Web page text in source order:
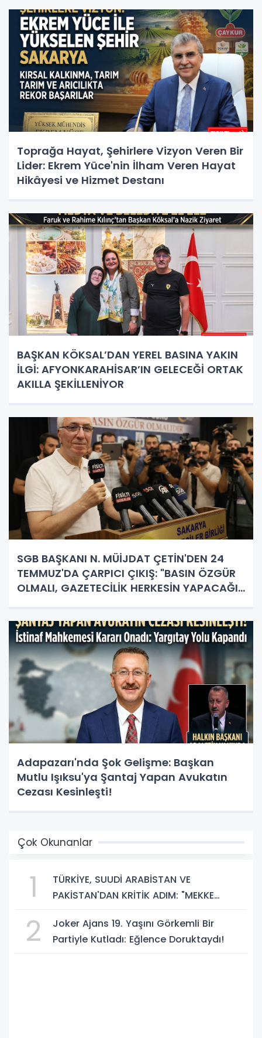
Toprağa Hayat, Şehirlere Vizyon Veren Bir
Lider: Ekrem Yüce'nin İlham Veren Hayat
Hikâyesi ve Hizmet Destanı
BAŞKAN KÖKSAL’DAN YEREL BASINA YAKIN
İLGİ: AFYONKARAHİSAR’IN GELECEĞİ ORTAK
AKILLA ŞEKİLLENİYOR
SGB BAŞKANI N. MÜİJDAT ÇETİN'DEN 24
TEMMUZ'DA ÇARPICI ÇIKIŞ: "BASIN ÖZGÜR
OLMALI, GAZETECİLİK HERKESİN YAPACAĞI
Adapazarı'nda Şok Gelişme: Başkan
Mutlu Işıksu'ya Şantaj Yapan Avukatın
Cezası Kesinleşti!
Çok Okunanlar
1
TÜRKİYE, SUUDİ ARABİSTAN VE
PAKİSTAN'DAN KRİTİK ADIM: "MEKKE
2
Joker Ajans 19. Yaşını Görkemli Bir
Partiyle Kutladı: Eğlence Doruktaydı!